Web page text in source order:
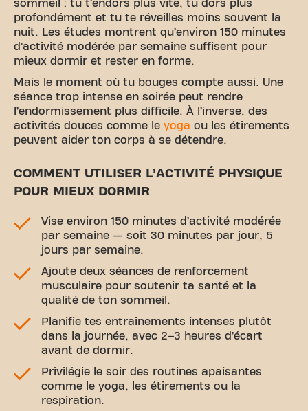
sommeil : tu t’endors plus vite, tu dors plus
profondément et tu te réveilles moins souvent la
nuit. Les études montrent qu’environ 150 minutes
d’activité modérée par semaine suffisent pour
mieux dormir et rester en forme.
Mais le moment où tu bouges compte aussi. Une
séance trop intense en soirée peut rendre
l’endormissement plus difficile. À l’inverse, des
activités douces comme le yoga ou les étirements
peuvent aider ton corps à se détendre.
COMMENT UTILISER L’ACTIVITÉ PHYSIQUE
POUR MIEUX DORMIR
Vise environ 150 minutes d’activité modérée
par semaine — soit 30 minutes par jour, 5
jours par semaine.
Ajoute deux séances de renforcement
musculaire pour soutenir ta santé et la
qualité de ton sommeil.
Planifie tes entraînements intenses plutôt
dans la journée, avec 2–3 heures d’écart
avant de dormir.
Privilégie le soir des routines apaisantes
comme le yoga, les étirements ou la
respiration.